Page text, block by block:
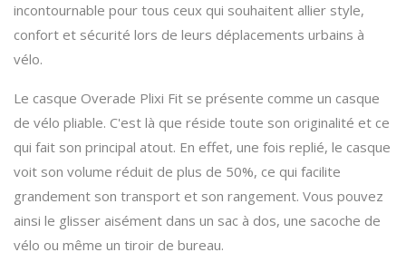
incontournable pour tous ceux qui souhaitent allier style,
confort et sécurité lors de leurs déplacements urbains à
vélo.
Le casque Overade Plixi Fit se présente comme un casque
de vélo pliable. C'est là que réside toute son originalité et ce
qui fait son principal atout. En effet, une fois replié, le casque
voit son volume réduit de plus de 50%, ce qui facilite
grandement son transport et son rangement. Vous pouvez
ainsi le glisser aisément dans un sac à dos, une sacoche de
vélo ou même un tiroir de bureau.